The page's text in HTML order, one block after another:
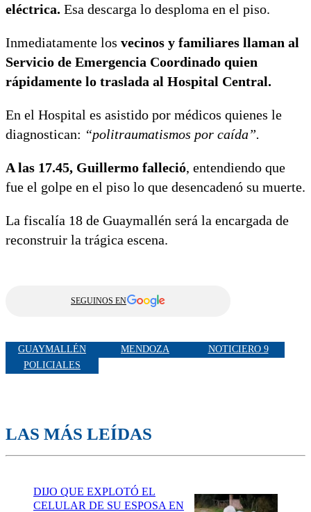
eléctrica. Esa descarga lo desploma en el piso.
Inmediatamente los vecinos y familiares llaman al
Servicio de Emergencia Coordinado quien
rápidamente lo traslada al Hospital Central.
En el Hospital es asistido por médicos quienes le
diagnostican: “politraumatismos por caída”.
A las 17.45, Guillermo falleció, entendiendo que
fue el golpe en el piso lo que desencadenó su muerte.
La fiscalía 18 de Guaymallén será la encargada de
reconstruir la trágica escena.
SEGUINOS EN
GUAYMALLÉN MENDOZA
NOTICIERO 9
POLICIALES
LAS MÁS LEÍDAS
DIJO QUE EXPLOTÓ EL
CELULAR DE SU ESPOSA EN